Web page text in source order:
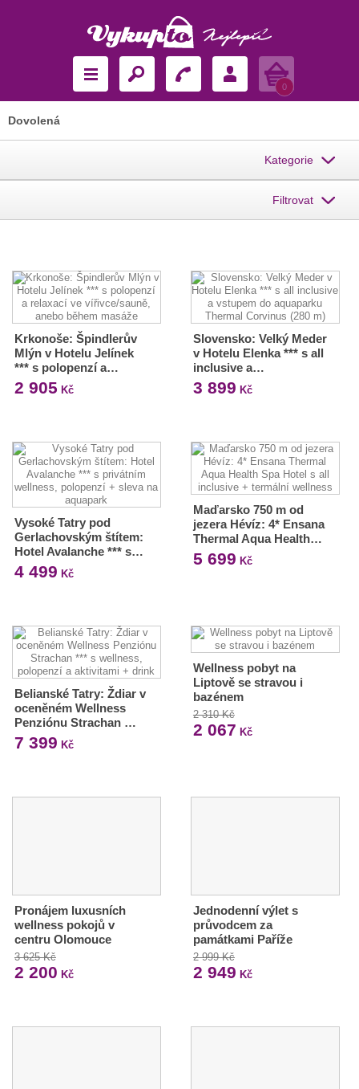
Košík
0
Dovolená
Kategorie
Filtrovat
Krkonoše: Špindlerův
Mlýn v Hotelu Jelínek
*** s polopenzí a…
2 905 Kč
Slovensko: Velký Meder
v Hotelu Elenka *** s all
inclusive a…
3 899 Kč
Vysoké Tatry pod
Gerlachovským štítem:
Hotel Avalanche *** s…
4 499 Kč
Maďarsko 750 m od
jezera Hévíz: 4* Ensana
Thermal Aqua Health…
5 699 Kč
Belianské Tatry: Ždiar v
oceněném Wellness
Penziónu Strachan …
7 399 Kč
Wellness pobyt na
Liptově se stravou i
bazénem
2 310 Kč
2 067 Kč
Pronájem luxusních
wellness pokojů v
centru Olomouce
3 625 Kč
2 200 Kč
Jednodenní výlet s
průvodcem za
památkami Paříže
2 999 Kč
2 949 Kč